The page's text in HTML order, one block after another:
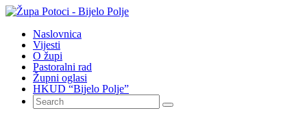
Naslovnica
Vijesti
O župi
Pastoralni rad
Župni oglasi
HKUD “Bijelo Polje”